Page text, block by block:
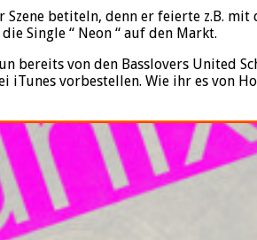
betiteln, denn er feierte z.B.
Single “ Neon “ auf den Markt.
bereits von den Basslovers United
vorbestellen. Wie ihr es von